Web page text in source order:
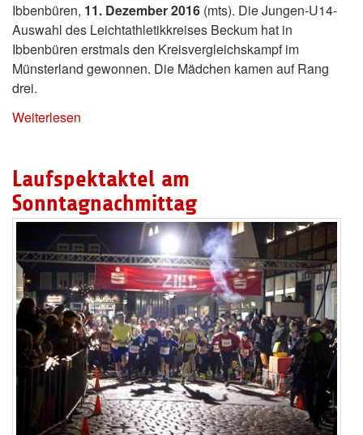
Ibbenbüren, 11. Dezember 2016 (mts). Die Jungen-U14-
Auswahl des Leichtathletikkreises Beckum hat in
Ibbenbüren erstmals den Kreisvergleichskampf im
Münsterland gewonnen. Die Mädchen kamen auf Rang
drei.
Weiterlesen
Laufspektaktel am
Sonntagnachmittag